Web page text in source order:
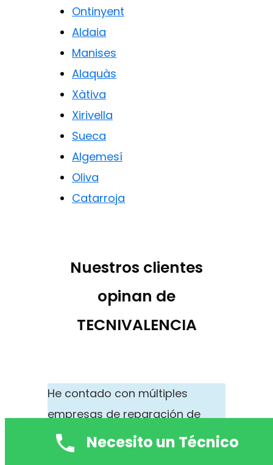
Ontinyent
Aldaia
Manises
Alaquàs
Xàtiva
Xirivella
Sueca
Algemesí
Oliva
Catarroja
Nuestros clientes
opinan de
TECNIVALENCIA
He contado con múltiples
empresas de reparación de
electrodomésticos en Gandia
centro por mi negocio puesto
Necesito un Técnico